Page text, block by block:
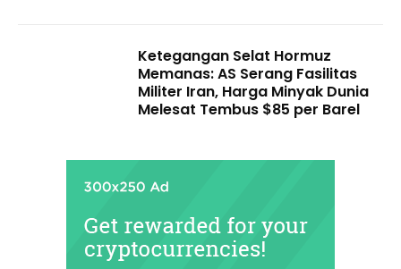
Ketegangan Selat Hormuz
Memanas: AS Serang Fasilitas
Militer Iran, Harga Minyak Dunia
Melesat Tembus $85 per Barel